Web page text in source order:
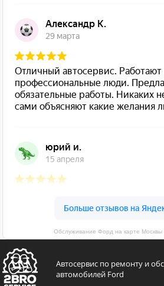
Обслуживание Форд на карте
Автосервис по ремонту и
автомобилей Ford